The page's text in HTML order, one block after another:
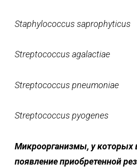
Staphylococcus saprophyticus
Streptococcus agalactiae
Streptococcus pneumoniae
Streptococcus pyogenes
Микроорганизмы, у которых
появление приобретенной